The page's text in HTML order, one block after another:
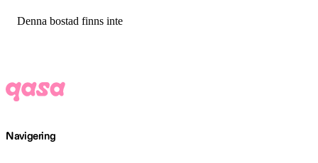
Denna bostad finns inte
Navigering